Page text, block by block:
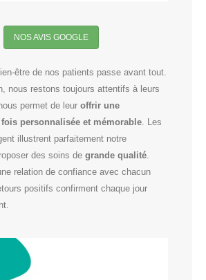
NOS AVIS GOOGLE
être de nos patients passe avant tout.
nous restons toujours attentifs à leurs
permet de leur offrir une
personnalisée et mémorable . Les
illustrent parfaitement notre
des soins de grande qualité
relation de confiance avec chacun
positifs confirment chaque jour